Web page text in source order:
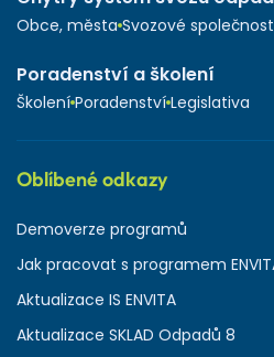
Obce, města Svozové
Poradenství a školení
Školení Poradenství Legislativa
Oblíbené odkazy
Demoverze programů
Jak pracovat s programem
Aktualizace IS ENVITA
Aktualizace SKLAD Odpadů 8